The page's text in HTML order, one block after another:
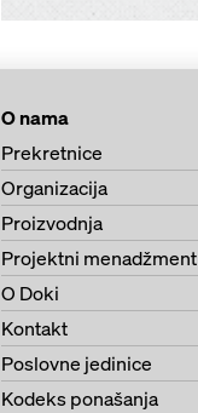
O nama
Prekretnice
Organizacija
Proizvodnja
Projektni menadžment
O Doki
Kontakt
Poslovne jedinice
Kodeks ponašanja